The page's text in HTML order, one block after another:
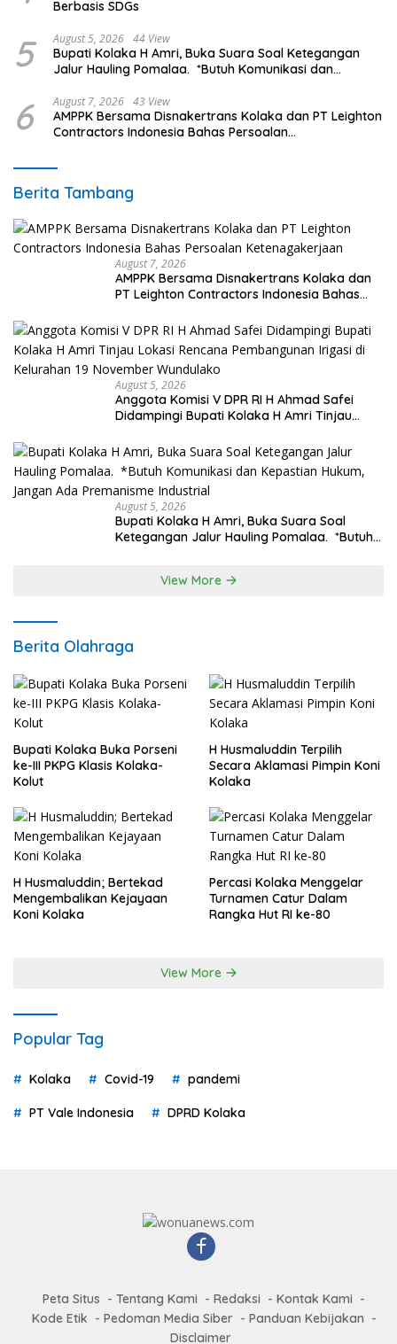
Berbasis SDGs
5 August 5, 2026 44 View
Bupati Kolaka H Amri, Buka Suara Soal Ketegangan
Jalur Hauling Pomalaa. *Butuh Komunikasi dan
6 August 7, 2026 43 View
AMPPK Bersama Disnakertrans Kolaka dan PT Leighton
Contractors Indonesia Bahas Persoalan
Berita Tambang
August 7, 2026
AMPPK Bersama Disnakertrans Kolaka dan
PT Leighton Contractors Indonesia Bahas
August 5, 2026
Anggota Komisi V DPR RI H Ahmad Safei
Didampingi Bupati Kolaka H Amri Tinjau
Kelurahan 19 November Wundulako
August 5, 2026
Bupati Kolaka H Amri, Buka Suara Soal
Ketegangan Jalur Hauling Pomalaa. *Butuh
View More
Berita Olahraga
Bupati Kolaka Buka Porseni
ke-III PKPG Klasis Kolaka-
Kolut
H Husmaluddin Terpilih
Secara Aklamasi Pimpin Koni
Kolaka
H Husmaluddin; Bertekad
Mengembalikan Kejayaan
Koni Kolaka
Percasi Kolaka Menggelar
Turnamen Catur Dalam
Rangka Hut RI ke-80
View More
Popular Tag
Kolaka Covid-19 pandemi
PT Vale Indonesia DPRD Kolaka
Peta Situs Tentang Kami Redaksi
Kontak Kami
Kode Etik
Pedoman Media Siber
Panduan Kebijakan
Disclaimer